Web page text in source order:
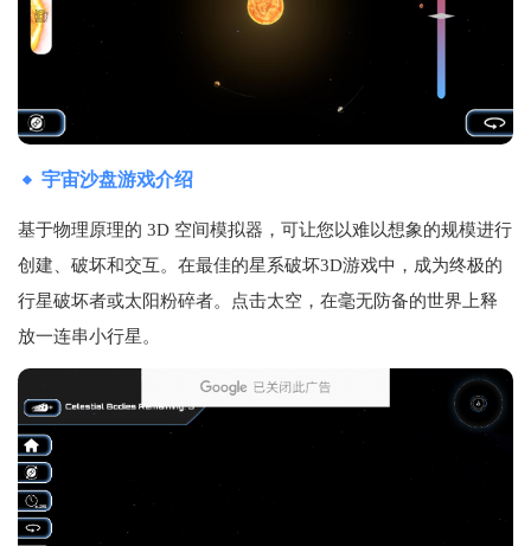
宇宙沙盘游戏介绍
基于物理原理的 3D 空间模拟器，可让您以难以想象的规模进行
创建、破坏和交互。在最佳的星系破坏3D游戏中，成为终极的
行星破坏者或太阳粉碎者。点击太空，在毫无防备的世界上释
放一连串小行星。